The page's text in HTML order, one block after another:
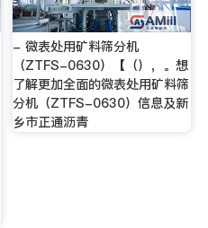
- 微表处用矿料筛分机
（ZTFS-0630）【（），。想
了解更加全面的微表处用矿料筛
分机（ZTFS-0630）信息及新
乡市正通沥青